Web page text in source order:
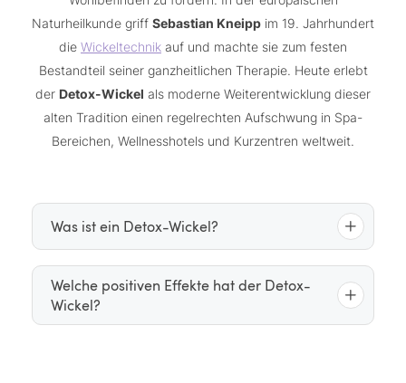
Naturheilkunde griff Sebastian Kneipp im 19. Jahrhundert
die Wickeltechnik auf und machte sie zum festen
Bestandteil seiner ganzheitlichen Therapie. Heute erlebt
der Detox-Wickel als moderne Weiterentwicklung dieser
alten Tradition einen regelrechten Aufschwung in Spa-
Bereichen, Wellnesshotels und Kurzentren weltweit.
Was ist ein Detox-Wickel?
Beim Detox-Wickel wird der Körper mit natürlichen
Wirkstoffen wie
Algen, Heilerde, Kräuterextrakten
Welche positiven Effekte hat der Detox-
Wickel?